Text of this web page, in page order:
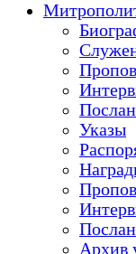
Указы
Архив